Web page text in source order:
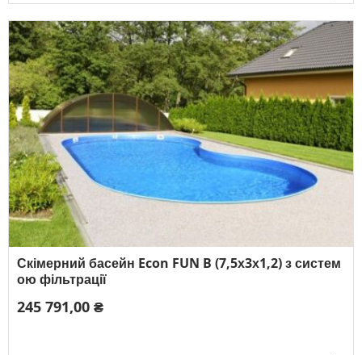
Скімерний басейн Econ FUN B (7,5х3х1,2) з систем
ою фільтрації
245 791,00 ₴